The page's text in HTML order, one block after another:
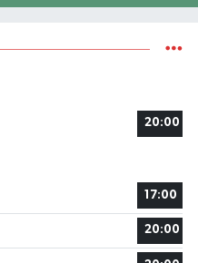
20:00
17:00
20:00